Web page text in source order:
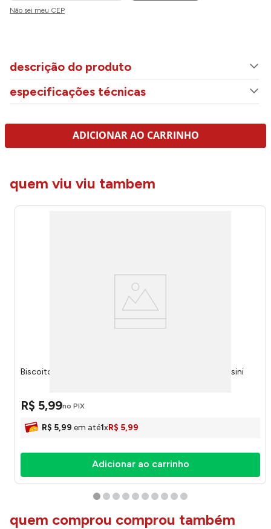
Não sei meu CEP
descrição do produto
especificações técnicas
ADICIONAR AO CARRINHO
quem viu viu tambem
Biscoito de Polvilho Salgado Cebola E Salsa 80g - Cassini
R$ 5,99no PIX
R$ 5,99 em até1xR$ 5,99
Adicionar ao carrinho
quem comprou comprou também